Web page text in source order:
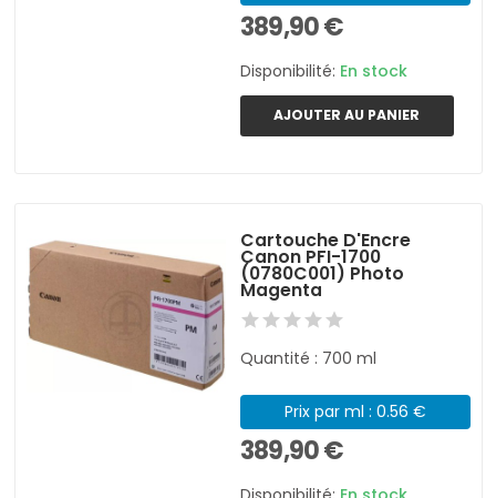
389,90 €
Disponibilité: En stock
AJOUTER AU PANIER
Cartouche D'Encre
Canon PFI-1700
(0780C001) Photo
Magenta
Quantité : 700 ml
Prix par ml : 0.56 €
389,90 €